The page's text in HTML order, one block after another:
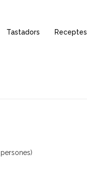
Tastadors Receptes